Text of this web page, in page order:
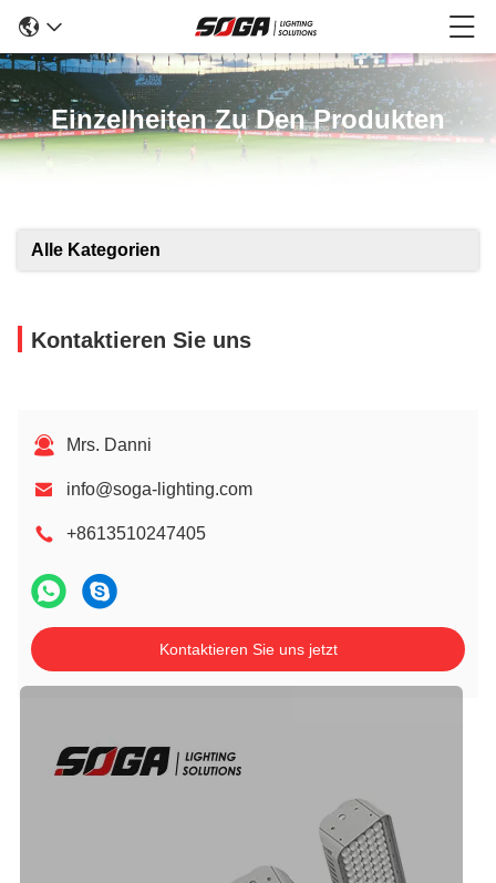
Einzelheiten Zu Den Produkten
Alle Kategorien
Kontaktieren Sie uns
Mrs. Danni
info@soga-lighting.com
+8613510247405
Kontaktieren Sie uns jetzt